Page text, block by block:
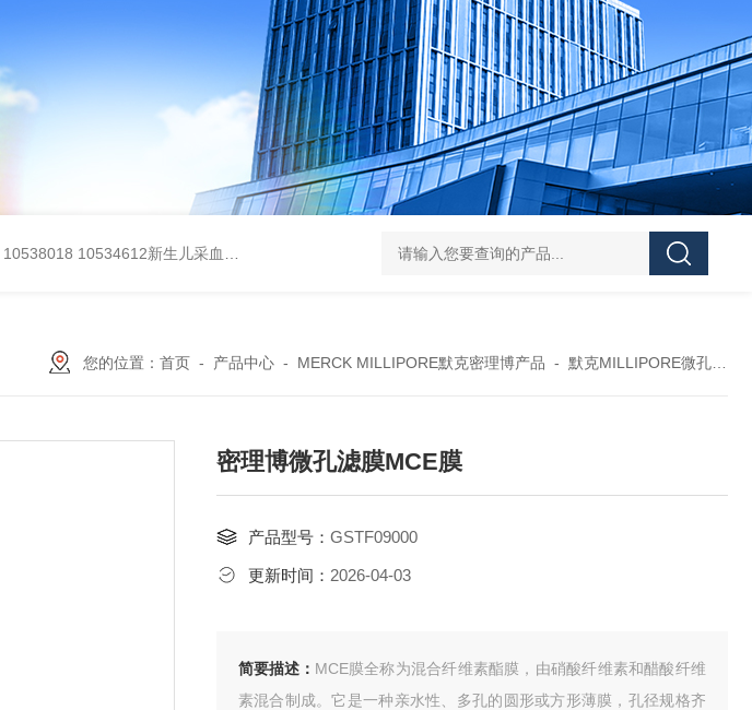
10538018 10534612新生儿采血纸 3119-0050无菌339652 23-2263赛默飞离心管 UFC903096 MAP001
您的位置： 首页- 产品中心- MERCK MILLIPORE默克密理博产品 - 默克MILLIPORE微孔滤膜
密理博微孔滤膜MCE膜
产品型号： GSTF09000
更新时间： 2026-04-03
简要描述： MCE膜全称为混合纤维素酯膜，由硝酸纤维素和醋酸纤维
素混合制成。它是一种亲水性、多孔的圆形或方形薄膜，孔径规格齐